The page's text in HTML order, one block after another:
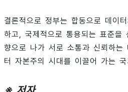
결론적으로 정부는 합동으로 데이
하고, 국제적으로 통용되는 표준
향으로 나가 서로 소통과 신뢰하는
터 자본주의 시대를 이끌어 가는